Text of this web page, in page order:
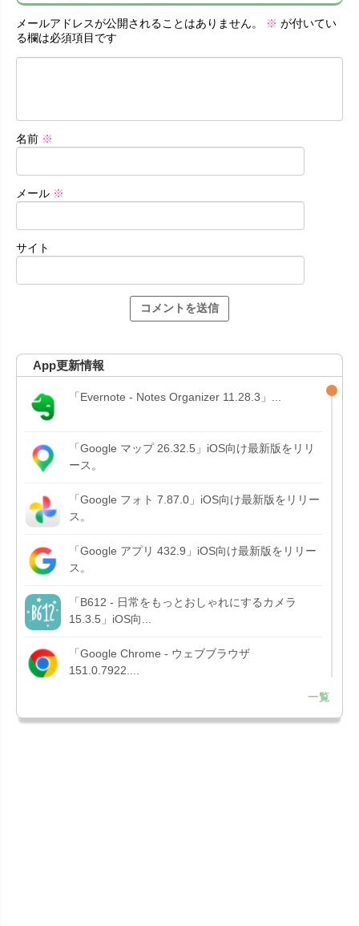
メールアドレスが公開されることはありません。 ※ が付いてい
る欄は必須項目です
名前 ※
メール ※
サイト
App更新情報
「Evernote - Notes Organizer 11.28.3」...
「Google マップ 26.32.5」iOS向け最新版をリリ
ース。
「Google フォト 7.87.0」iOS向け最新版をリリー
ス。
「Google アプリ 432.9」iOS向け最新版をリリー
ス。
「B612 - 日常をもっとおしゃれにするカメラ
15.3.5」iOS向...
「Google Chrome - ウェブブラウザ
151.0.7922....
「Microsoft OneDrive 18.7.3」iOS向け最新版を...
一覧